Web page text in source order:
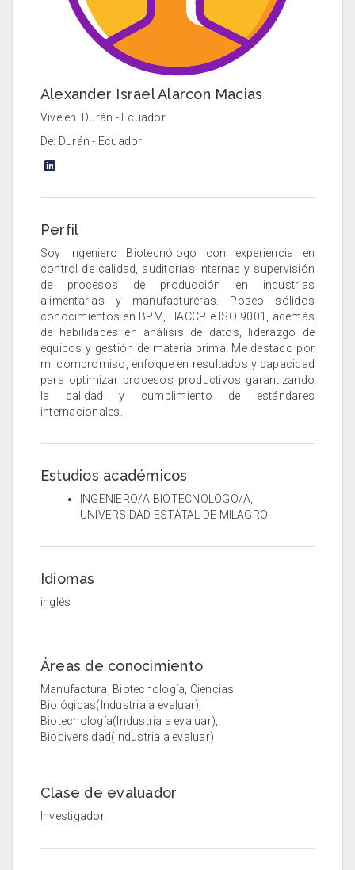
Alexander Israel Alarcon Macias
Vive en: Durán - Ecuador
De: Durán - Ecuador
Perfil
Soy Ingeniero Biotecnólogo con experiencia en
control de calidad, auditorías internas y supervisión
de procesos de producción en industrias
alimentarias y manufactureras. Poseo sólidos
conocimientos en BPM, HACCP e ISO 9001, además
de habilidades en análisis de datos, liderazgo de
equipos y gestión de materia prima. Me destaco por
mi compromiso, enfoque en resultados y capacidad
para optimizar procesos productivos garantizando
la calidad y cumplimiento de estándares
internacionales.
Estudios académicos
INGENIERO/A BIOTECNOLOGO/A,
UNIVERSIDAD ESTATAL DE MILAGRO
Idiomas
inglés
Áreas de conocimiento
Manufactura, Biotecnología, Ciencias
Biológicas(Industria a evaluar),
Biotecnología(Industria a evaluar),
Biodiversidad(Industria a evaluar)
Clase de evaluador
Investigador